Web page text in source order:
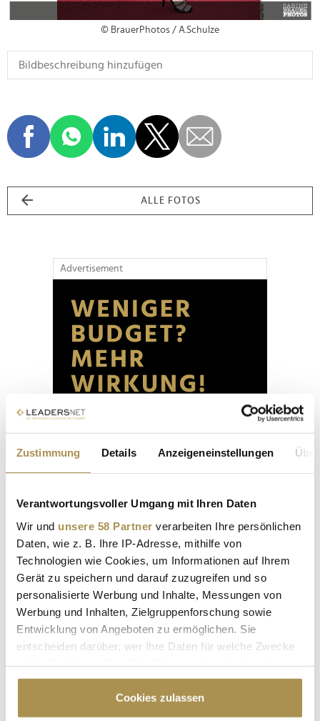
Zustimmung Details Anzeigeneinstellungen
Verantwortungsvoller Umgang mit Ihren Daten
Wir und unsere 58 Partner verarbeiten Ihre persönlichen
Daten, wie z. B. Ihre IP-Adresse, mithilfe von
Technologien wie Cookies, um Informationen auf Ihrem
Gerät zu speichern und darauf zuzugreifen und so
personalisierte Werbung und Inhalte, Messungen von
Werbung und Inhalten, Zielgruppenforschung sowie
Entwicklung von Angeboten zu ermöglichen. Sie
entscheiden darüber, wer Ihre Daten für welche Zwecke
Cookie-Erklärung oder durch Klicken auf das Privacy
Trigger Symbol ändern oder widerrufen
Cookies zulassen
© BrauerPhotos / A.Schulze
ALLE FOTOS
Advertisement